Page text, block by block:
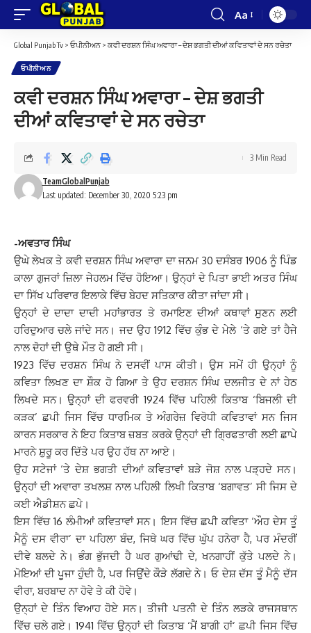
Font
Resizer
Aa
Global Punjab Tv > ਓਪੀਨੀਅਨ > ਕਵੀ ਦਰਸ਼ਨ ਸਿੰਘ ਅਵਾਰਾ – ਦੇਸ਼ ਭਗਤੀ ਦੀਆਂ ਕਵਿਤਾਵਾਂ ਦੇ ਸਨ ਰਚੇਤਾ
ਓਪੀਨੀਅਨ
ਕਵੀ ਦਰਸ਼ਨ ਸਿੰਘ ਅਵਾਰਾ – ਦੇਸ਼ ਭਗਤੀ
ਦੀਆਂ ਕਵਿਤਾਵਾਂ ਦੇ ਸਨ ਰਚੇਤਾ
Last updated: December 30, 2020 5:23 pm
TeamGlobalPunjab
3 Min Read
-ਅਵਤਾਰ ਸਿੰਘ
ਉਘੇ ਲੇਖਕ ਤੇ ਕਵੀ ਦਰਸ਼ਨ ਸਿੰਘ ਅਵਾਰਾ ਦਾ ਜਨਮ 30 ਦਸੰਬਰ 1906 ਨੂੰ ਪਿੰਡ
ਕਾਲਾ ਗੁਜਰਾਂ ਜ਼ਿਲਾ ਜੇਹਲਮ ਵਿੱਚ ਹੋਇਆ। ਉਨ੍ਹਾਂ ਦੇ ਪਿਤਾ ਭਾਈ ਅਤਰ ਸਿੰਘ
ਦਾ ਸਿੱਖ ਪਰਿਵਾਰ ਇਲਾਕੇ ਵਿੱਚ ਬੇਹਦ ਸਤਿਕਾਰ ਕੀਤਾ ਜਾਂਦਾ ਸੀ।
ਉਨ੍ਹਾਂ ਦੇ ਦਾਦਾ ਦਾਦੀ ਮਹਾਂਭਾਰਤ ਤੇ ਰਮਾਇਣ ਦੀਆਂ ਕਥਾਵਾਂ ਸੁਣਨ ਲਈ
ਹਰਿਦੁਆਰ ਚਲੇ ਜਾਂਦੇ ਸਨ। ਜਦ ਉਹ 1912 ਵਿੱਚ ਕੁੰਭ ਦੇ ਮੇਲੇ ‘ਤੇ ਗਏ ਤਾਂ ਹੈਜੇ
ਨਾਲ ਦੋਹਾਂ ਦੀ ਉਥੇ ਮੌਤ ਹੋ ਗਈ ਸੀ।
1923 ਵਿੱਚ ਦਰਸ਼ਨ ਸਿੰਘ ਨੇ ਦਸਵੀਂ ਪਾਸ ਕੀਤੀ। ਉਸ ਸਮੇਂ ਹੀ ਉਨ੍ਹਾਂ ਨੂੰ
ਕਵਿਤਾ ਲਿਖਣ ਦਾ ਸ਼ੌਕ ਹੋ ਗਿਆ ਤੇ ਉਹ ਦਰਸ਼ਨ ਸਿੰਘ ਦਲਜੀਤ ਦੇ ਨਾਂ ਹੇਠ
ਲਿਖਦੇ ਸਨ। ਉਨ੍ਹਾਂ ਦੀ ਫਰਵਰੀ 1924 ਵਿੱਚ ਪਹਿਲੀ ਕਿਤਾਬ ‘ਬਿਜਲੀ ਦੀ
ਕੜਕ’ ਛਪੀ ਜਿਸ ਵਿੱਚ ਧਾਰਮਿਕ ਤੇ ਅੰਗਰੇਜ਼ ਵਿਰੋਧੀ ਕਵਿਤਾਵਾਂ ਸਨ ਜਿਸ
ਕਾਰਨ ਸਰਕਾਰ ਨੇ ਇਹ ਕਿਤਾਬ ਜ਼ਬਤ ਕਰਕੇ ਉਨ੍ਹਾਂ ਦੀ ਗ੍ਰਿਫਤਾਰੀ ਲਈ ਛਾਪੇ
ਮਾਰਨੇ ਸ਼ੁਰੂ ਕਰ ਦਿੱਤੇ ਪਰ ਉਹ ਹੱਥ ਨਾ ਆਏ।
ਉਹ ਸਟੇਜਾਂ ‘ਤੇ ਦੇਸ਼ ਭਗਤੀ ਦੀਆਂ ਕਵਿਤਾਵਾਂ ਬੜੇ ਜੋਸ਼ ਨਾਲ ਪੜ੍ਹਦੇ ਸਨ।
ਉਨ੍ਹਾਂ ਦੀ ਅਵਾਰਾ ਤਖਲਸ਼ ਨਾਲ ਪਹਿਲੀ ਲਿਖੀ ਕਿਤਾਬ ‘ਬਗਾਵਤ’ ਸੀ ਜਿਸ ਦੇ
ਕਈ ਐਡੀਸ਼ਨ ਛਪੇ।
ਇਸ ਵਿੱਚ 16 ਲੰਮੀਆਂ ਕਵਿਤਾਵਾਂ ਸਨ। ਇਸ ਵਿੱਚ ਛਪੀ ਕਵਿਤਾ ‘ਔਹ ਦੇਸ ਤੂੰ
ਮੈਨੂੰ ਦਸ ਵੀਰਾ’ ਦਾ ਪਹਿਲਾ ਬੰਦ, ਜਿਥੇ ਘਰ ਵਿੱਚ ਘੁੱਪ ਹਨੇਰਾ ਹੈ, ਪਰ ਮੰਦਰੀਂ
ਦੀਵੇ ਬਲਦੇ ਨੇ। ਭੰਗ ਭੁੱਜਦੀ ਹੈ ਘਰ ਗੁਆਂਢੀ ਦੇ, ਖਨਗਾਹੀਂ ਕੁੱਤੇ ਪਲਦੇ ਨੇ।
ਮੋਇਆਂ ਦੀ ਪੂਜਾ ਹੁੰਦੀ ਹੈ, ਪਰ ਜਿਉਂਦੇ ਕੌੜੇ ਲੱਗਦੇ ਨੇ। ਓ ਦੇਸ਼ ਦੱਸ ਤੂੰ ਮੈਨੂੰ ਦੱਸ
ਵੀਰਾ, ਬਰਬਾਦ ਨਾ ਹੋਵੇ ਤੇ ਕੀ ਹੋਵੇ।
ਉਨ੍ਹਾਂ ਦੇ ਤਿੰਨ ਵਿਆਹ ਹੋਏ ਸਨ। ਤੀਜੀ ਪਤਨੀ ਦੇ ਤਿੰਨ ਲੜਕੇ ਰਾਜਸਥਾਨ
ਵਿੱਚ ਚਲੇ ਗਏ। 1941 ਵਿੱਚ ਉਨ੍ਹਾਂ ਦੀ ਕਿਤਾਬ ‘ਮੈਂ ਬਾਗੀ ਹਾਂ’ ਛਪੀ ਜਿਸ ਵਿੱਚ